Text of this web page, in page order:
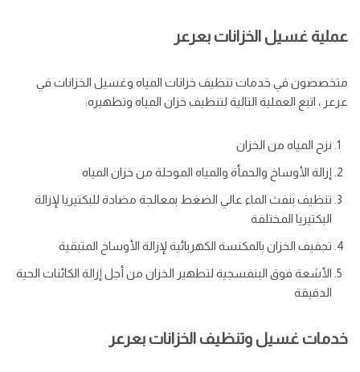
عملية غسيل الخزانات بعرعر
متخصصون في خدمات تنظيف خزانات المياه وغسيل الخزانات في
عرعر ، اتبع العملية التالية لتنظيف خزان المياه وتطهيره:
نزح المياه من الخزان
إزالة الأوساخ والحمأة والمياه الموحلة من خزان المياه
تنظيف بنفث الماء عالي الضغط بمعالجة مضادة للبكتيريا لإزالة
البكتيريا المختلفة
تجفيف الخزان بالمكنسة الكهربائية لإزالة الأوساخ المتبقية
الأشعة فوق البنفسجية لتطهير الخزان من أجل إزالة الكائنات الحية
الدقيقة
خدمات غسيل وتنظيف الخزانات بعرعر